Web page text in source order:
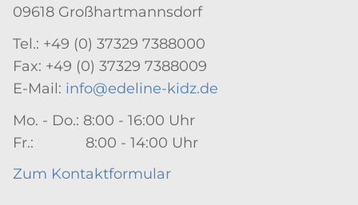
09618 Großhartmannsdorf
Tel.: +49 (0) 37329 7388000
Fax: +49 (0) 37329 7388009
E-Mail: info@edeline-kidz.de
Mo. - Do.: 8:00 - 16:00 Uhr
Fr.: 8:00 - 14:00 Uhr
Zum Kontaktformular